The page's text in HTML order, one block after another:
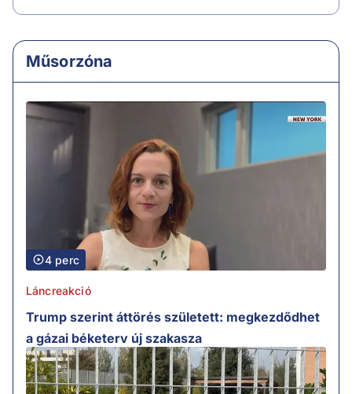
Műsorzóna
4 perc
Láncreakció
Trump szerint áttörés született: megkezdődhet
a gázai béketerv új szakasza